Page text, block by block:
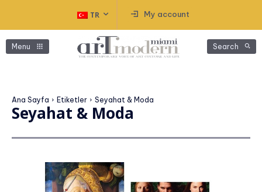
TR My account
Menu Search
Ana Sayfa Etiketler Seyahat & Moda
Seyahat & Moda